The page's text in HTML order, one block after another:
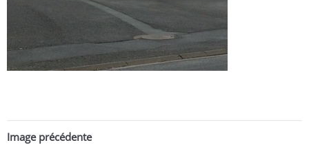
Image précédente